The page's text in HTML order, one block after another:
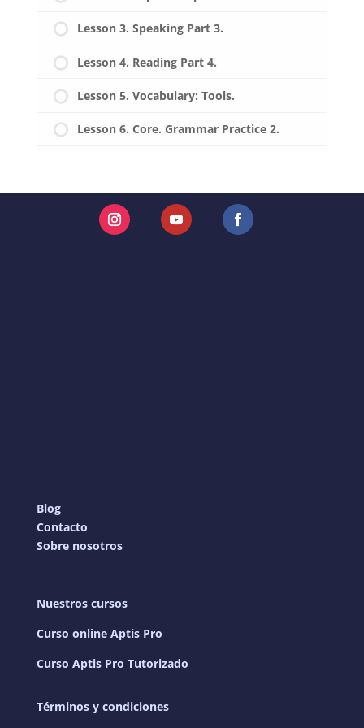
Lesson 3. Speaking Part 3.
Lesson 4. Reading Part 4.
Lesson 5. Vocabulary: Tools.
Lesson 6. Core. Grammar Practice 2.
Instagram YouTube Facebook
Blog
Contacto
Sobre nosotros
Nuestros cursos
Curso online Aptis Pro
Curso Aptis Pro Tutorizado
Términos y condiciones